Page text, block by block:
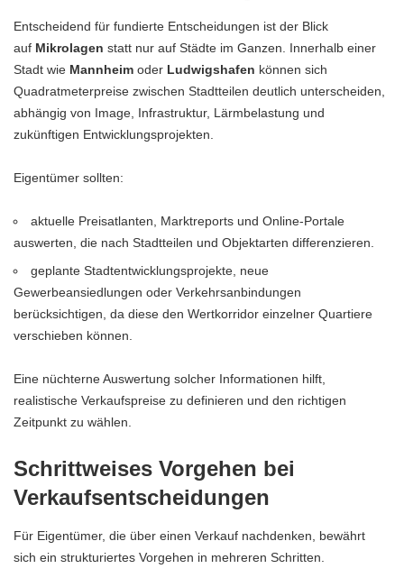
Entscheidend für fundierte Entscheidungen ist der Blick
auf Mikrolagen statt nur auf Städte im Ganzen. Innerhalb einer
Stadt wie Mannheim oder Ludwigshafen können sich
Quadratmeterpreise zwischen Stadtteilen deutlich unterscheiden,
abhängig von Image, Infrastruktur, Lärmbelastung und
zukünftigen Entwicklungsprojekten.
Eigentümer sollten:
aktuelle Preisatlanten, Marktreports und Online-Portale
auswerten, die nach Stadtteilen und Objektarten differenzieren.
geplante Stadtentwicklungsprojekte, neue
Gewerbeansiedlungen oder Verkehrsanbindungen
berücksichtigen, da diese den Wertkorridor einzelner Quartiere
verschieben können.
Eine nüchterne Auswertung solcher Informationen hilft,
realistische Verkaufspreise zu definieren und den richtigen
Zeitpunkt zu wählen.
Schrittweises Vorgehen bei
Verkaufsentscheidungen
Für Eigentümer, die über einen Verkauf nachdenken, bewährt
sich ein strukturiertes Vorgehen in mehreren Schritten.